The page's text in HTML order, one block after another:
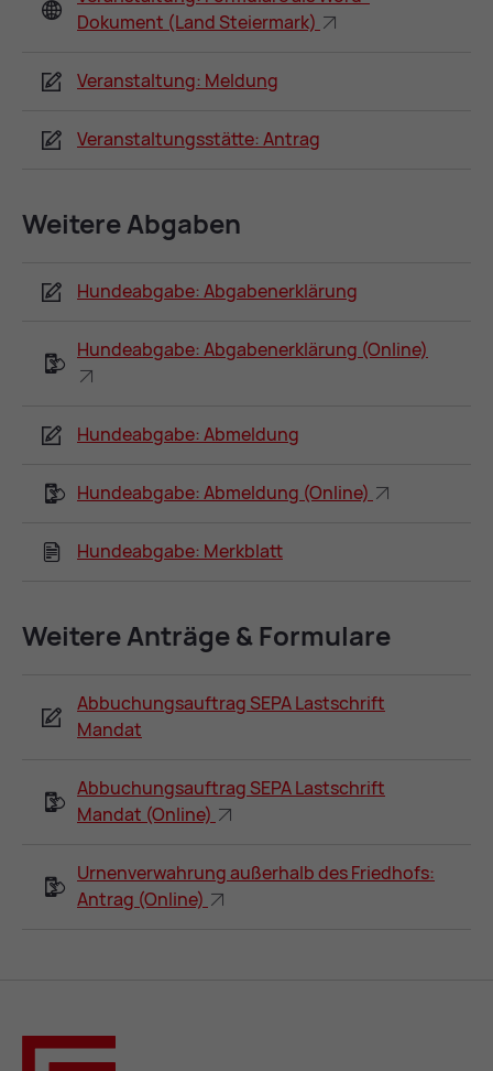
Dokument (Land Steiermark)
Veranstaltung: Meldung
Veranstaltungsstätte: Antrag
Wei­te­re Ab­ga­ben
Hundeabgabe: Abgabenerklärung
Hundeabgabe: Abgabenerklärung (Online)
Hundeabgabe: Abmeldung
Hundeabgabe: Abmeldung (Online)
Hundeabgabe: Merkblatt
Wei­te­re An­trä­ge & For­mu­la­re
Abbuchungsauftrag SEPA Lastschrift
Mandat
Abbuchungsauftrag SEPA Lastschrift
Mandat (Online)
Urnenverwahrung außerhalb des Friedhofs:
Antrag (Online)